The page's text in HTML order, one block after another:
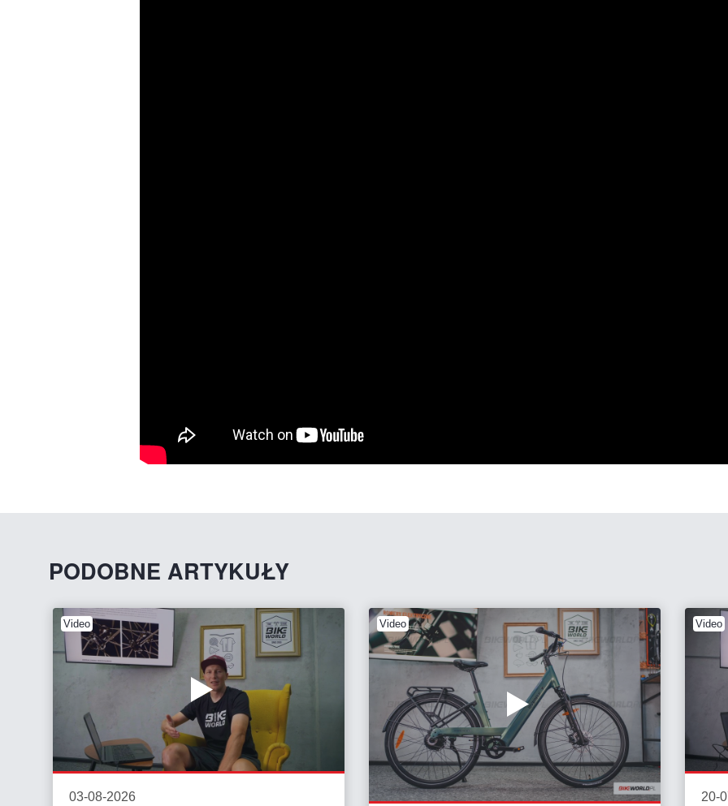
PODOBNE ARTYKUŁY
Video
03-08-2026
Video Video
20-